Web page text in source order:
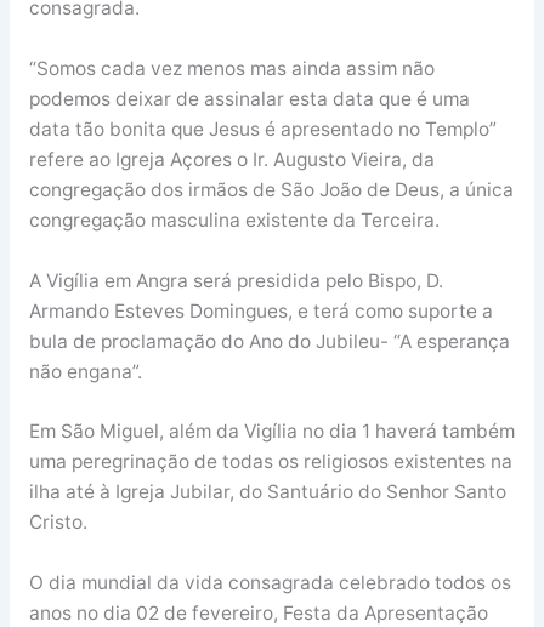
consagrada.
“Somos cada vez menos mas ainda assim não
podemos deixar de assinalar esta data que é uma
data tão bonita que Jesus é apresentado no Templo”
refere ao Igreja Açores o Ir. Augusto Vieira, da
congregação dos irmãos de São João de Deus, a única
congregação masculina existente da Terceira.
A Vigília em Angra será presidida pelo Bispo, D.
Armando Esteves Domingues, e terá como suporte a
bula de proclamação do Ano do Jubileu- “A esperança
não engana”.
Em São Miguel, além da Vigília no dia 1 haverá também
uma peregrinação de todas os religiosos existentes na
ilha até à Igreja Jubilar, do Santuário do Senhor Santo
Cristo.
O dia mundial da vida consagrada celebrado todos os
anos no dia 02 de fevereiro, Festa da Apresentação